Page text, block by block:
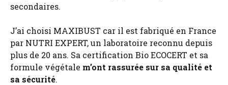
secondaires.
J’ai choisi MAXIBUST car il est fabriqué en France
par NUTRI EXPERT, un laboratoire reconnu depuis
plus de 20 ans. Sa certification Bio ECOCERT et sa
formule végétale m’ont rassurée sur sa qualité et
sa sécurité.